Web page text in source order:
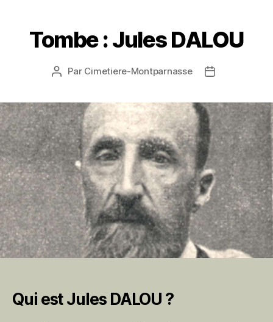
Tombe : Jules DALOU
Auteur
Par Cimetiere-Montparnasse
Date
Qui est Jules DALOU ?